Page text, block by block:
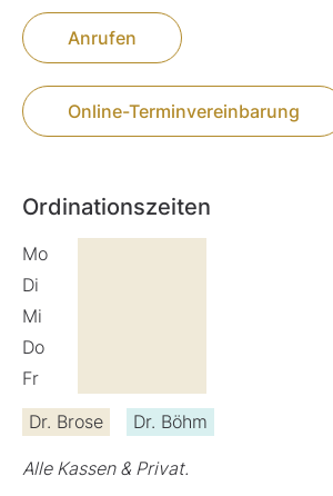
Anrufen
Online-Terminvereinbarung
Ordinationszeiten
Mo
Di
Mi
Do
Fr
Dr. Brose
Dr. Böhm
Alle Kassen & Privat.